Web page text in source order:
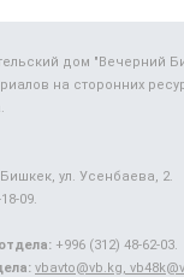
дом "Вечерний
на сторонних
ул. Усенбаева, 2.
09.
+996 (312) 48-62-03.
vbavto@vb.kg,